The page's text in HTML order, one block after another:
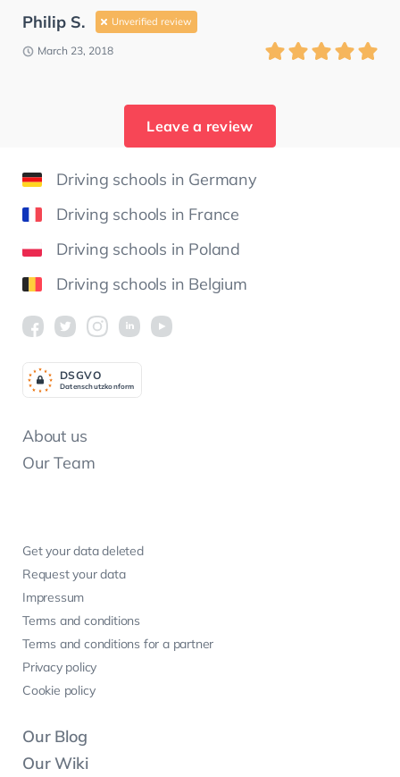
Philip S. Unverified review
March 23, 2018
Leave a review
Driving schools in Germany
Driving schools in France
Driving schools in Poland
Driving schools in Belgium
About us
Our Team
Get your data deleted
Request your data
Impressum
Terms and conditions
Terms and conditions for a partner
Privacy policy
Cookie policy
Our Blog
Our Wiki
Datenschutzkonform
DSGVO